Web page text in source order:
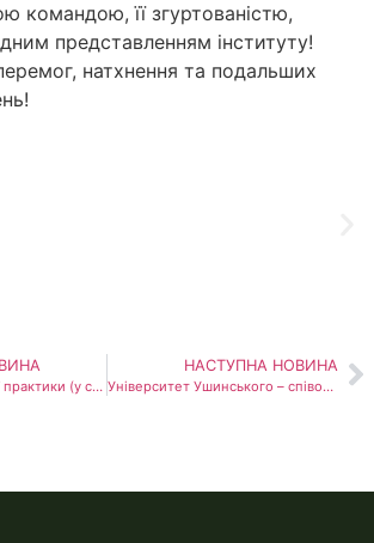
командою, її згуртованістю,
представленням інституту!
натхнення та подальших
Захист виробничої практики (у спортивних, фізкультурно-оздоровчих закладах) здобувачів першого (бакалаврського) рівня вищої освіти 3 курсу освітньо-професійної програми «Фізична культура і спорт»
НАСТУПНА НОВИНА
Університет Ушинського – співорганізатор круглого столу «Дорожня карта доступності: виклики та рішення»